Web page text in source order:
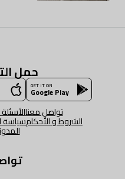
حمل
GET IT ON
Google Play
تواصل معنا
الشروط و الأحكامسياسة